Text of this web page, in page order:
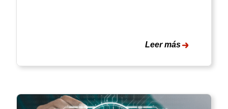
Leer más